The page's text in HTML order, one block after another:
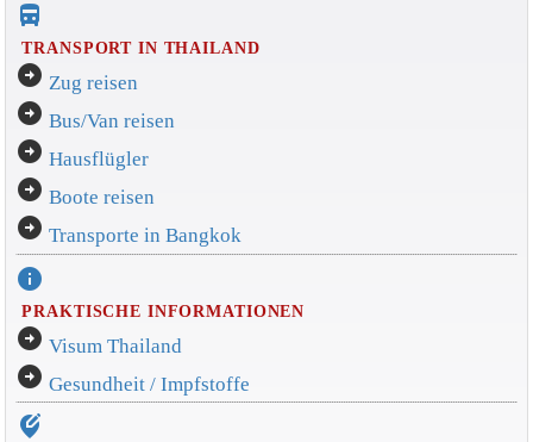
directions_bus_filled
TRANSPORT IN THAILAND
arrow_circle_right Zug reisen
arrow_circle_right Bus/Van reisen
arrow_circle_right Hausflügler
arrow_circle_right Boote reisen
arrow_circle_right Transporte in Bangkok
info
PRAKTISCHE INFORMATIONEN
arrow_circle_right Visum Thailand
arrow_circle_right Gesundheit / Impfstoffe
edit_location_alt